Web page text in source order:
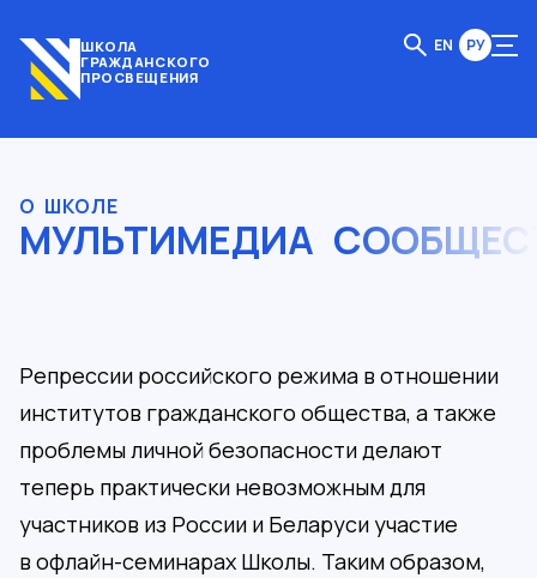
ШКОЛА
ГРАЖДАНСКОГО
ПРОСВЕЩЕНИЯ
EN РУ
О ШКОЛЕ
МУЛЬТИМЕДИА
Репрессии российского режима в отношении
институтов гражданского общества, а также
проблемы личной безопасности делают
теперь практически невозможным для
участников из России и Беларуси участие
в офлайн-семинарах Школы. Таким образом,